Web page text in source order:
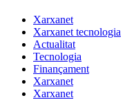
Xarxanet
Xarxanet tecnologia
Actualitat
Tecnologia
Finançament
Xarxanet
Xarxanet